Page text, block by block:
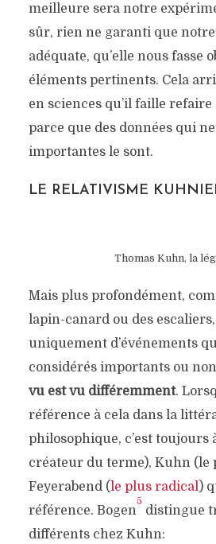
Philosophie des sciences mai
1 commentaire
meilleure sera notre
sûr, rien ne garanti que
adéquate, qu’elle nous fasse
éléments pertinents. Cela
en sciences qu’il faille refaire
parce que des données qui
importantes le sont.
LE RELATIVISME
Thomas Kuhn, la
Mais plus profondément,
lapin-canard ou des escaliers,
uniquement d’événements
considérés importants ou
vu est vu différemment.
référence à cela dans la
philosophique, c’est toujours
créateur du terme), Kuhn (le
Feyerabend (le plus radical)
référence. Bogen
5
distingue
différents chez Kuhn: